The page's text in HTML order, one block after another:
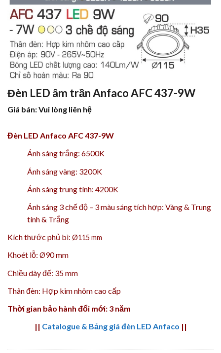
Đèn LED âm trần Anfaco AFC 437-9W
Giá bán: Vui lòng liên hệ
Đèn LED Anfaco AFC 437-9W
Ánh sáng trắng: 6500K
Ánh sáng vàng: 3200K
Ánh sáng trung tính: 4200K
Ánh sáng 3 chế độ – 3 màu sáng tích hợp: Vàng & Trung
tính & Trắng
Kích thước phủ bì: Ø115 mm
Khoét lỗ: Ø90 mm
Chiều dày đế: 35 mm
Thân đèn: Hợp kim nhôm cao cấp
Thời gian bảo hành đổi mới: 3 năm
|| Catalogue & Bảng giá đèn LED Anfaco ||